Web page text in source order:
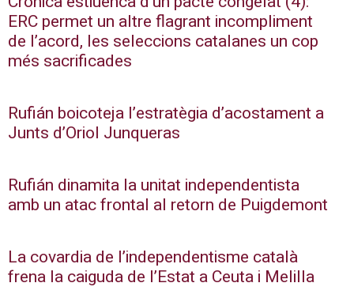
ERC permet un altre flagrant incompliment
de l’acord, les seleccions catalanes un cop
més sacrificades
Rufián boicoteja l’estratègia d’acostament a
Junts d’Oriol Junqueras
Rufián dinamita la unitat independentista
amb un atac frontal al retorn de Puigdemont
La covardia de l’independentisme català
frena la caiguda de l’Estat a Ceuta i Melilla